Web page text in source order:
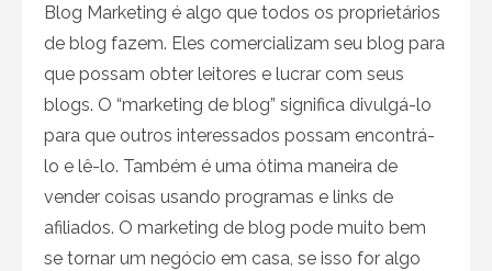
Blog Marketing é algo que todos os proprietários
de blog fazem. Eles comercializam seu blog para
que possam obter leitores e lucrar com seus
blogs. O “marketing de blog” significa divulgá-lo
para que outros interessados ​​possam encontrá-
lo e lê-lo. Também é uma ótima maneira de
vender coisas usando programas e links de
afiliados. O marketing de blog pode muito bem
se tornar um negócio em casa, se isso for algo